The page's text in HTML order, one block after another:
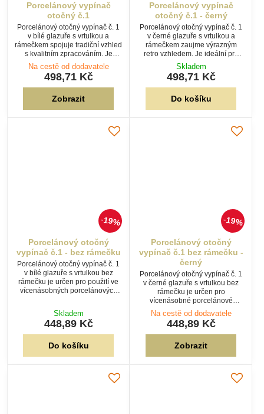
Porcelánový vypínač
otočný č.1
Porcelánový otočný vypínač č. 1
v bílé glazuře s vrtulkou a
rámečkem spojuje tradiční vzhled
s kvalitním zpracováním. Je
ideální pro stylové interiéry,
chalupy i rekonstrukce
historických objektů.
Na cestě od dodavatele
498,71 Kč
Zobrazit
Porcelánový vypínač
otočný č.1 - černý
Porcelánový otočný vypínač č. 1
v černé glazuře s vrtulkou a
rámečkem zaujme výrazným
retro vzhledem. Je ideální pro
industriální, historické i moderní
interiéry s přiznanou
elektroinstalací.
Skladem
498,71 Kč
Do košíku
19%
Porcelánový otočný
vypínač č.1 - bez rámečku
Porcelánový otočný vypínač č. 1
v bílé glazuře s vrtulkou bez
rámečku je určen pro použití ve
vícenásobných porcelánových
Skladem
448,89 Kč
Do košíku
19%
Porcelánový otočný
vypínač č.1 bez rámečku -
černý
Porcelánový otočný vypínač č. 1
v černé glazuře s vrtulkou bez
rámečku je určen pro
vícenásobné porcelánové
rámečky. Výrazný design
podtrhne charakter retro i
industriálních interiérů.
Na cestě od dodavatele
448,89 Kč
Zobrazit